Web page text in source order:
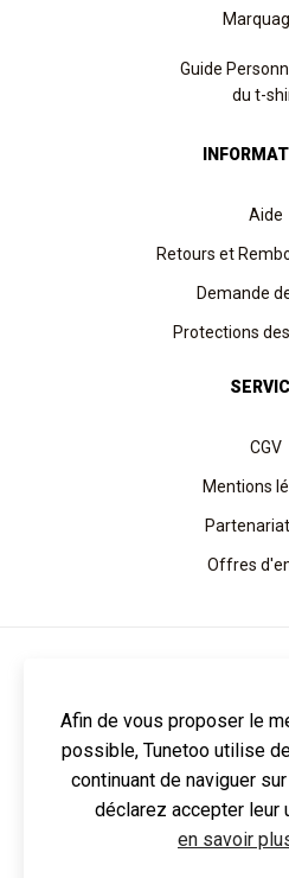
Guide
du t-
Aide
Retours et
Demande
Protections
CGV
Mentions
Offres
FR EN
Trouvez nous
Afin de vous proposer le
possible, Tunetoo utilise
continuant de naviguer
déclarez accepter leur
en savoir